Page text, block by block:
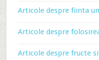
Articole despre fiinta
Articole despre
Articole despre fructe